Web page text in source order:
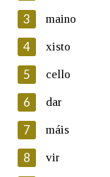
En cumprimento
Protección de
Galega informa a
electrónico, así
persoal, que estes
automatizado de
ficheiros
seu dereito de
seus datos
Lin e acepto
3 maino
4 xisto
5 cello
6 dar
7 máis
8 vir